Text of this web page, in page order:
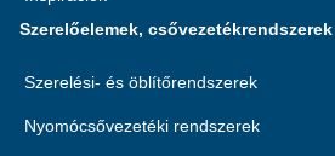
Szerelőelemek, csővezetékrendszerek
Szerelési- és öblítőrendszerek
Nyomócsővezetéki rendszerek